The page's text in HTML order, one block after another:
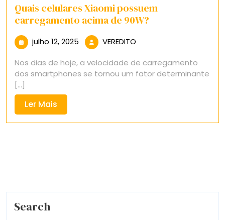
Quais celulares Xiaomi possuem
carregamento acima de 90W?
julho 12, 2025 julho
2025
VEREDITO
Nos dias de hoje, a velocidade de carregamento
dos smartphones se tornou um fator determinante
[...]
Ler Mais
Mais
Search